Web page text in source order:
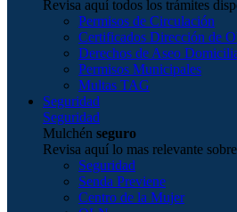
Revisa aquí todos los trámites
Permisos de Circulación
Certificados Dirección de
Derechos de Aseo
Permisos Municipales
Multas TAG
Seguridad
Seguridad
Mulchén seguro
Revisa aquí lo mas relevante
Seguridad
Senda Previene
Centro de la Mujer